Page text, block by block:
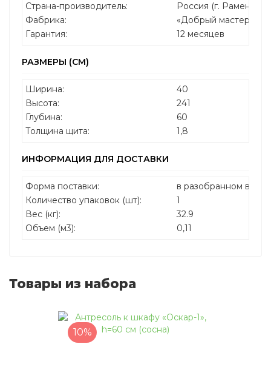
Страна-производитель:
Россия (г.
Фабрика:
«Добрый мастер»
Гарантия:
12 месяцев
РАЗМЕРЫ (СМ)
Ширина:
40
Высота:
241
Глубина:
60
Толщина щита:
1,8
ИНФОРМАЦИЯ ДЛЯ ДОСТАВКИ
Форма поставки:
в разобранном виде
Количество упаковок (шт):
1
Вес (кг):
32.9
Объем (м3):
0,11
Товары из набора
10%